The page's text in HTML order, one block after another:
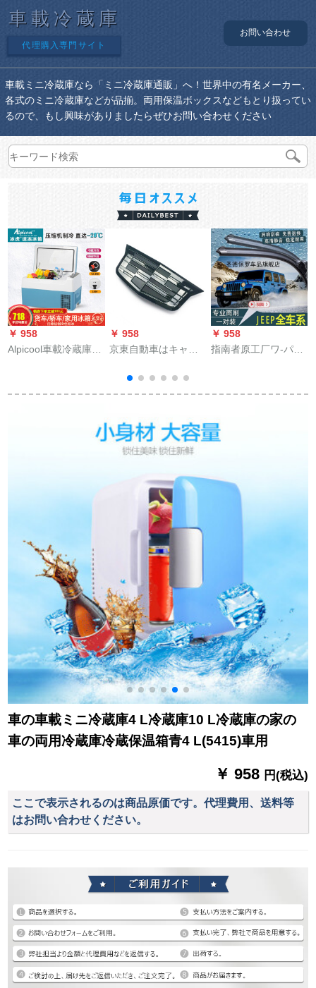
車載冷蔵庫
代理購入専門サイト
お問い合わせ
車載ミニ冷蔵庫なら「ミニ冷蔵庫通販」へ！世界中の有名メーカー、
各式のミニ冷蔵庫などが品揃。両用保温ボックスなどもとり扱ってい
るので、もし興味がありましたらぜひお問い合わせください
￥ 958
Alpicool車載冷蔵庫冷
機冷凍庫22 right冷凍
￥ 958
京東自動車はキャデ
XTSの中でネットの
標識の中でネットの
中でネットの標識の
キャデラックの前で
車の標識の安いブラ
を表示します。
￥ 958
指南者原工厂ワ-パ自
16項ガイド
車の車載ミニ冷蔵庫4 L冷蔵庫10 L冷蔵庫の家の
車の両用冷蔵庫冷蔵保温箱青4 L(5415)車用
￥ 958 円(税込)
ここで表示されるのは商品原価です。代理費用、送料等
はお問い合わせください。